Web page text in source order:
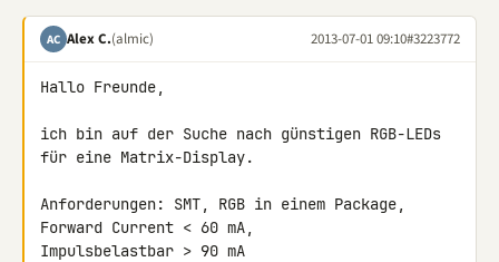
AC Alex C.(almic) 2013-07-01 09:10#3223772
Hallo Freunde,
ich bin auf der Suche nach günstigen RGB-LEDs
für eine Matrix-Display.
Anforderungen: SMT, RGB in einem Package,
Forward Current < 60 mA,
Impulsbelastbar > 90 mA